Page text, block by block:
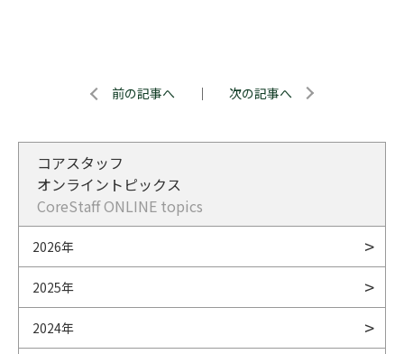
前の記事へ ｜ 次の記事へ
コアスタッフ
オンライントピックス
CoreStaff ONLINE topics
2026年
2025年
2024年